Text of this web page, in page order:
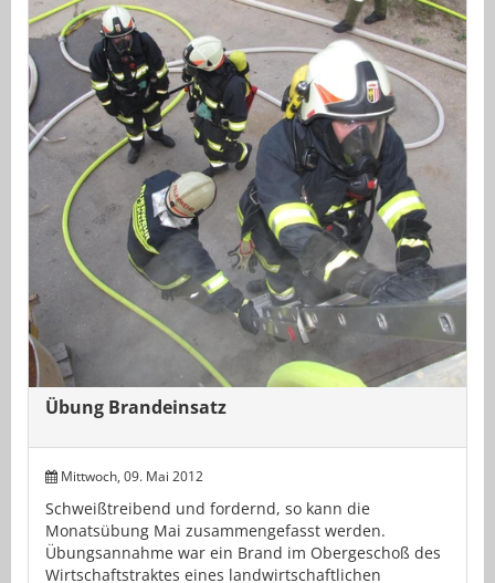
Übung Brandeinsatz
Mittwoch, 09. Mai 2012
Schweißtreibend und fordernd, so kann die
Monatsübung Mai zusammengefasst werden.
Übungsannahme war ein Brand im Obergeschoß des
Wirtschaftstraktes eines landwirtschaftlichen